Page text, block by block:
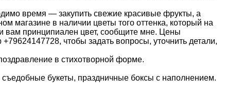
время — закупить свежие красивые фрукты, а
магазине в наличии цветы того оттенка, который на
принципиален цвет, сообщите мне. Цены
чтобы задать вопросы, уточнить детали,
в стихотворной форме.
букеты, праздничные боксы с наполнением.